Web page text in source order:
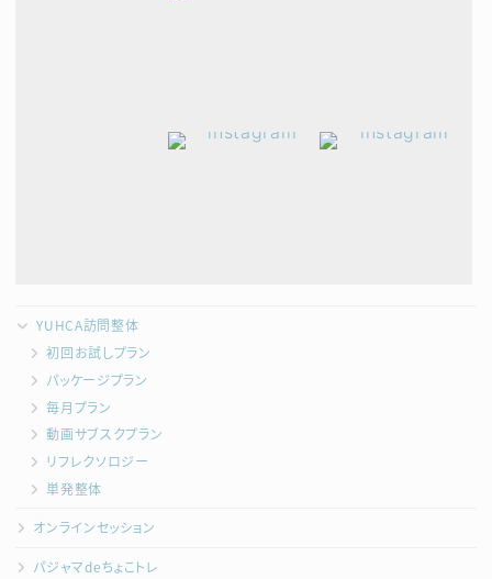
YUHCA訪問整体
初回お試しプラン
パッケージプラン
毎月プラン
動画サブスクプラン
リフレクソロジー
単発整体
オンラインセッション
パジャマdeちょこトレ